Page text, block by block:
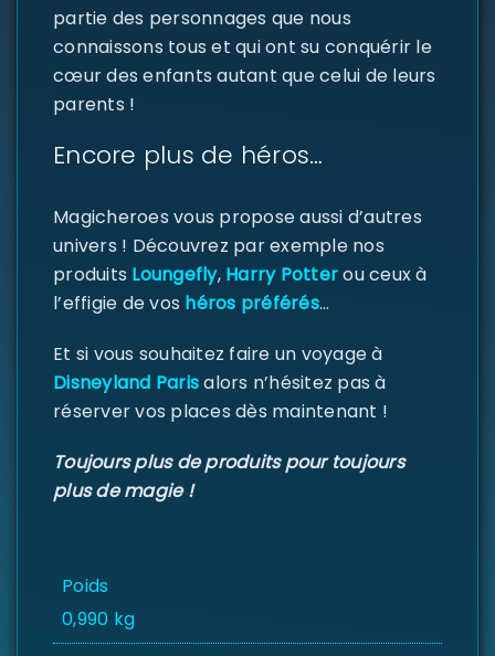
ou e-mail*
de passe *
Se souvenir de moi
SE CONNECTER
partie des personnages que nous
connaissons tous et qui ont su conquérir le
cœur des enfants autant que celui de leurs
parents !
Encore plus de héros…
Magicheroes vous propose aussi d’autres
univers ! Découvrez par exemple nos
produits Loungefly,Harry Potterou ceux à
l’effigie de vos héros préférés…
Et si vous souhaitez faire un voyage à
Disneyland Parisalors n’hésitez pas à
réserver vos places dès maintenant !
Toujours plus de produits pour toujours
plus de magie !
Poids
0,990 kg